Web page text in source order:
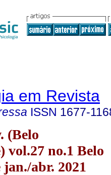
em Revista
ISSN 1677-
(Belo
vol.27 no.1 Belo
abr. 2021